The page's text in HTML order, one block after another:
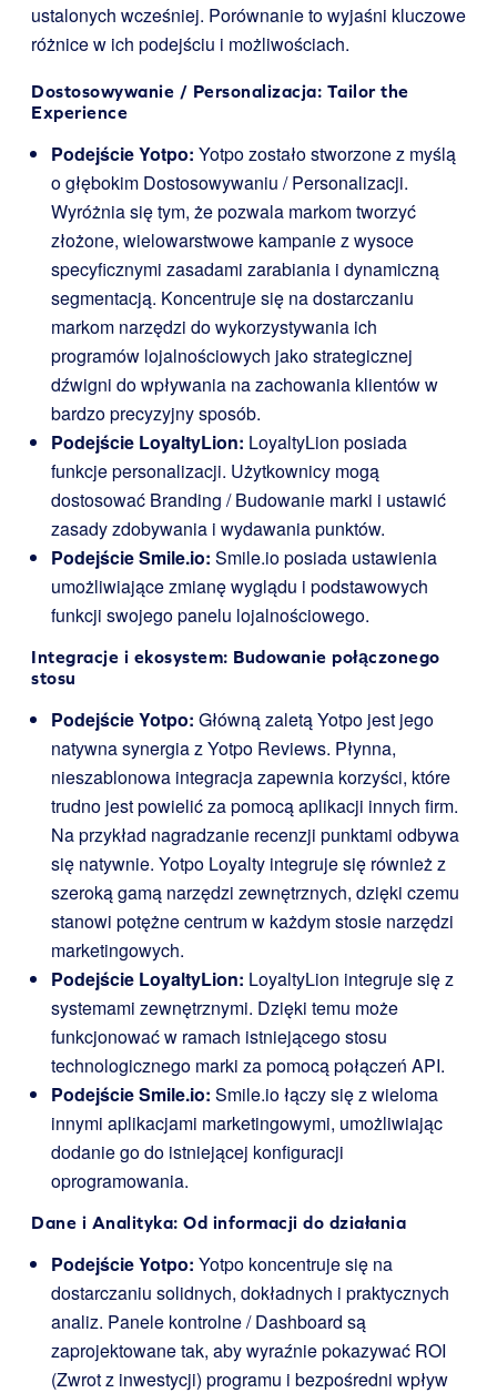
ustalonych wcześniej. Porównanie to wyjaśni kluczowe
różnice w ich podejściu i możliwościach.
Dostosowywanie / Personalizacja: Tailor the
Experience
Podejście Yotpo: Yotpo zostało stworzone z myślą
o głębokim Dostosowywaniu / Personalizacji.
Wyróżnia się tym, że pozwala markom tworzyć
złożone, wielowarstwowe kampanie z wysoce
specyficznymi zasadami zarabiania i dynamiczną
segmentacją. Koncentruje się na dostarczaniu
markom narzędzi do wykorzystywania ich
programów lojalnościowych jako strategicznej
dźwigni do wpływania na zachowania klientów w
bardzo precyzyjny sposób.
Podejście LoyaltyLion: LoyaltyLion posiada
funkcje personalizacji. Użytkownicy mogą
dostosować Branding / Budowanie marki i ustawić
zasady zdobywania i wydawania punktów.
Podejście Smile.io: Smile.io posiada ustawienia
umożliwiające zmianę wyglądu i podstawowych
funkcji swojego panelu lojalnościowego.
Integracje i ekosystem: Budowanie połączonego
stosu
Podejście Yotpo: Główną zaletą Yotpo jest jego
natywna synergia z Yotpo Reviews. Płynna,
nieszablonowa integracja zapewnia korzyści, które
trudno jest powielić za pomocą aplikacji innych firm.
Na przykład nagradzanie recenzji punktami odbywa
się natywnie. Yotpo Loyalty integruje się również z
szeroką gamą narzędzi zewnętrznych, dzięki czemu
stanowi potężne centrum w każdym stosie narzędzi
marketingowych.
Podejście LoyaltyLion: LoyaltyLion integruje się z
systemami zewnętrznymi. Dzięki temu może
funkcjonować w ramach istniejącego stosu
technologicznego marki za pomocą połączeń API.
Podejście Smile.io: Smile.io łączy się z wieloma
innymi aplikacjami marketingowymi, umożliwiając
dodanie go do istniejącej konfiguracji
oprogramowania.
Dane i Analityka: Od informacji do działania
Podejście Yotpo: Yotpo koncentruje się na
dostarczaniu solidnych, dokładnych i praktycznych
analiz. Panele kontrolne / Dashboard są
zaprojektowane tak, aby wyraźnie pokazywać ROI
(Zwrot z inwestycji) programu i bezpośredni wpływ